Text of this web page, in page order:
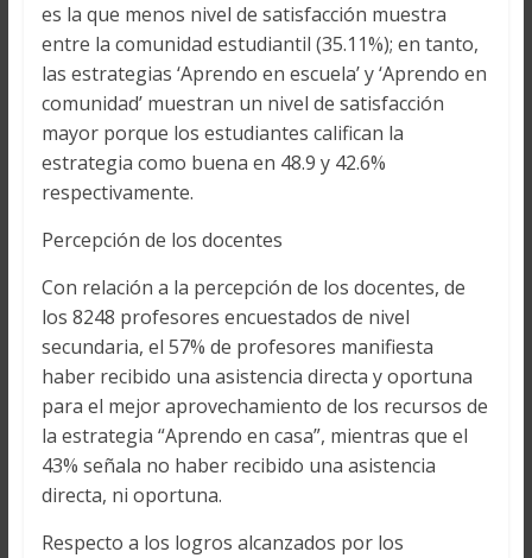
es la que menos nivel de satisfacción muestra
entre la comunidad estudiantil (35.11%); en tanto,
las estrategias ‘Aprendo en escuela’ y ‘Aprendo en
comunidad’ muestran un nivel de satisfacción
mayor porque los estudiantes califican la
estrategia como buena en 48.9 y 42.6%
respectivamente.
Percepción de los docentes
Con relación a la percepción de los docentes, de
los 8248 profesores encuestados de nivel
secundaria, el 57% de profesores manifiesta
haber recibido una asistencia directa y oportuna
para el mejor aprovechamiento de los recursos de
la estrategia “Aprendo en casa”, mientras que el
43% señala no haber recibido una asistencia
directa, ni oportuna.
Respecto a los logros alcanzados por los